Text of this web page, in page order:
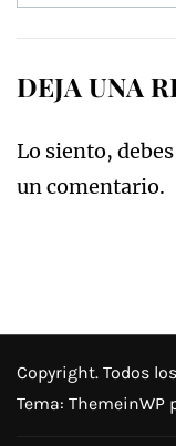
DEJA UNA
Lo siento,
un comentario.
Copyright. Todos
Tema: ThemeinWP